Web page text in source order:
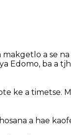
a se
Edomo, ba a
ke a timetse.
a hae